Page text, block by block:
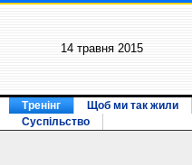
14 травня 2015
Тренінг Щоб ми так жили
Суспільство